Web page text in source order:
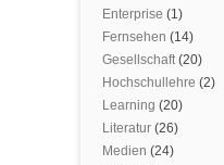
Enterprise (1)
Fernsehen (14)
Gesellschaft(20)
Hochschullehre (2)
Learning (20)
Literatur (26)
Medien (24)